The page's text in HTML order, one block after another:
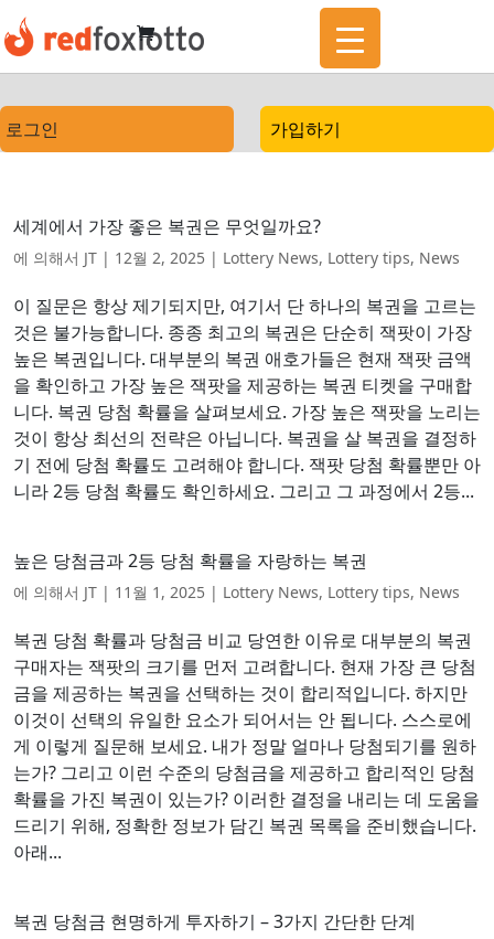
로그인 가입하기
세계에서 가장 좋은 복권은 무엇일까요?
에 의해서 JT | 12월 2, 2025 | Lottery News, Lottery tips, News
이 질문은 항상 제기되지만, 여기서 단 하나의 복권을 고르는
것은 불가능합니다. 종종 최고의 복권은 단순히 잭팟이 가장
높은 복권입니다. 대부분의 복권 애호가들은 현재 잭팟 금액
을 확인하고 가장 높은 잭팟을 제공하는 복권 티켓을 구매합
니다. 복권 당첨 확률을 살펴보세요. 가장 높은 잭팟을 노리는
것이 항상 최선의 전략은 아닙니다. 복권을 살 복권을 결정하
기 전에 당첨 확률도 고려해야 합니다. 잭팟 당첨 확률뿐만 아
니라 2등 당첨 확률도 확인하세요. 그리고 그 과정에서 2등...
높은 당첨금과 2등 당첨 확률을 자랑하는 복권
에 의해서 JT | 11월 1, 2025 | Lottery News, Lottery tips, News
복권 당첨 확률과 당첨금 비교 당연한 이유로 대부분의 복권
구매자는 잭팟의 크기를 먼저 고려합니다. 현재 가장 큰 당첨
금을 제공하는 복권을 선택하는 것이 합리적입니다. 하지만
이것이 선택의 유일한 요소가 되어서는 안 됩니다. 스스로에
게 이렇게 질문해 보세요. 내가 정말 얼마나 당첨되기를 원하
는가? 그리고 이런 수준의 당첨금을 제공하고 합리적인 당첨
확률을 가진 복권이 있는가? 이러한 결정을 내리는 데 도움을
드리기 위해, 정확한 정보가 담긴 복권 목록을 준비했습니다.
아래...
복권 당첨금 현명하게 투자하기 – 3가지 간단한 단계